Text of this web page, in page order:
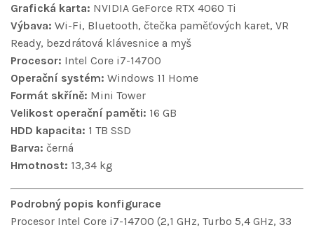
Grafická karta: NVIDIA GeForce RTX 4060 Ti
Výbava: Wi-Fi, Bluetooth, čtečka paměťových karet, VR
Ready, bezdrátová klávesnice a myš
Procesor: Intel Core i7-14700
Operační systém: Windows 11 Home
Formát skříně: Mini Tower
Velikost operační paměti: 16 GB
HDD kapacita: 1 TB SSD
Barva: černá
Hmotnost: 13,34 kg
Podrobný popis konfigurace
Procesor Intel Core i7-14700 (2,1 GHz, Turbo 5,4 GHz, 33